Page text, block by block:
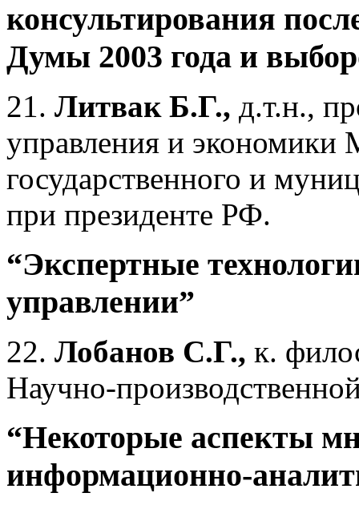
консультирования
Думы 2003 года и
21. Литвак Б.Г., д.т.н.,
управления и экономики
государственного и
при президенте РФ.
“Экспертные
управлении”
22. Лобанов С.Г., к.
Научно-
“Некоторые аспекты
информационно-